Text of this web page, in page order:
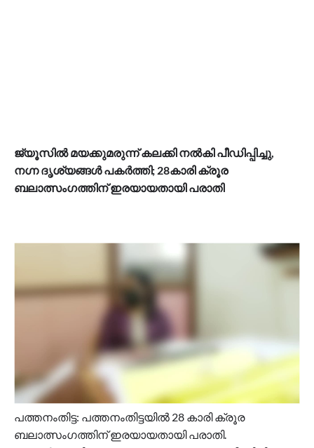
ജ്യൂസിൽ മയക്കുമരുന്ന് കലക്കി നൽകി പീഡിപ്പിച്ചു,
നഗ്ന ദൃശ്യങ്ങൾ പകർത്തി; 28കാരി ക്രൂര
ബലാത്സംഗത്തിന് ഇരയായതായി പരാതി
പത്തനംതിട്ട: പത്തനംതിട്ടയിൽ 28 കാരി ക്രൂര
ബലാത്സംഗത്തിന് ഇരയായതായി പരാതി.